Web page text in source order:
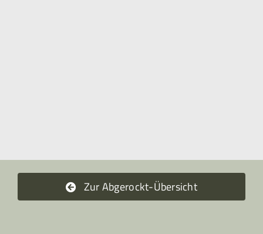
Zur Abgerockt-Übersicht